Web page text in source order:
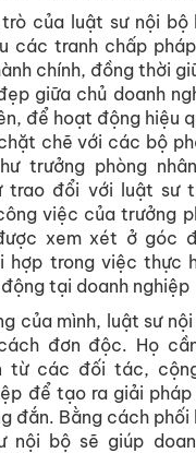
của luật sư nội bộ
các tranh chấp
chính, đồng thời
giữa chủ doanh
để hoạt động hiệu
chẽ với các bộ
trưởng phòng
trao đổi với luật sư
việc của trưởng
xem xét ở góc
hợp trong việc thực
tại doanh nghiệp
của mình, luật sư
đơn độc. Họ
từ các đối tác,
để tạo ra giải
đắn. Bằng cách
nội bộ sẽ giúp